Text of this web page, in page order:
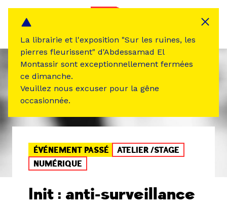
ÉVÉNEMENT PASSÉ
ATELIER /STAGE
NUMÉRIQUE
Init : anti-surveillance
La librairie et l'exposition "Sur les ruines, les
pierres fleurissent" d'Abdessamad El
Montassir sont exceptionnellement fermées
ce dimanche.
Veuillez nous excuser pour la gêne
occasionnée.
Panneau de gestion des cookies